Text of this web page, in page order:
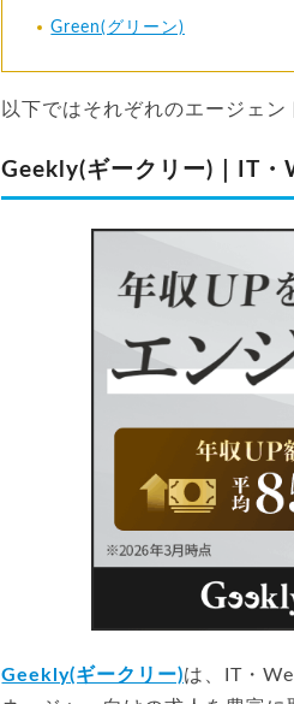
Green(グリーン)
以下ではそれぞれのエージェ
Geekly(ギークリー)｜IT・
Geekly(ギークリー)は、IT・